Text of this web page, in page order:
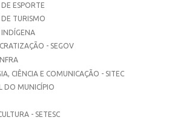
ESPORTE
TURISMO
- SEGOV
CIÊNCIA E COMUNICAÇÃO - SITEC
DO MUNICÍPIO
- SETESC